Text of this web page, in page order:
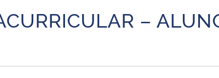
Advocacia-Geral da União Banco Central do Brasil
–